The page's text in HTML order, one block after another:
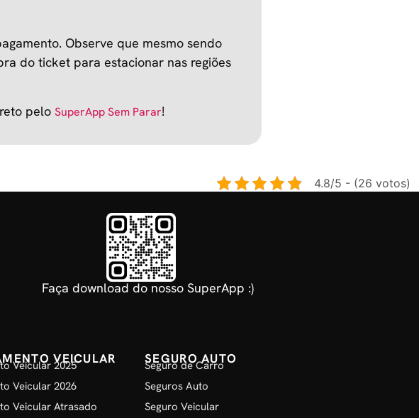
Observe que mesmo sendo
do ticket para estacionar nas regiões
pelo SuperApp Sem Parar!
4.8/5 - (26 votos)
Faça download do nosso SuperApp :)
VEICULAR
Veicular 2025
Veicular 2026
Veicular Atrasado
SEGURO AUTO
Seguro de Carro
Seguros Auto
Seguro Veicular